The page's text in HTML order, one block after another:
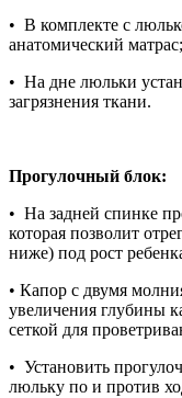
• В комплекте с
анатомический матрас;
• На дне люльки
загрязнения ткани.
Прогулочный блок:
• На задней спинке
которая позволит
ниже) под рост
• Капор с двумя
увеличения глубины
сеткой для
• Установить
люльку по и против